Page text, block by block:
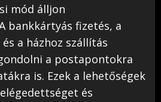
mód álljon
bankkártyás fizetés, a
a házhoz szállítás
a postapontokra
is. Ezek a lehetőségek
és